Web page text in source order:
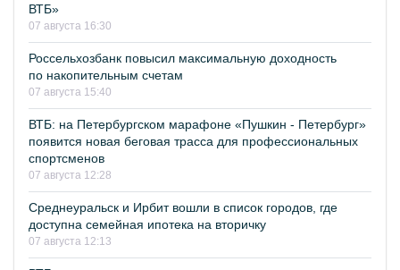
ВТБ»
07 августа 16:30
Россельхозбанк повысил максимальную доходность
по накопительным счетам
07 августа 15:40
ВТБ: на Петербургском марафоне «Пушкин - Петербург»
появится новая беговая трасса для профессиональных
спортсменов
07 августа 12:28
Среднеуральск и Ирбит вошли в список городов, где
доступна семейная ипотека на вторичку
07 августа 12:13